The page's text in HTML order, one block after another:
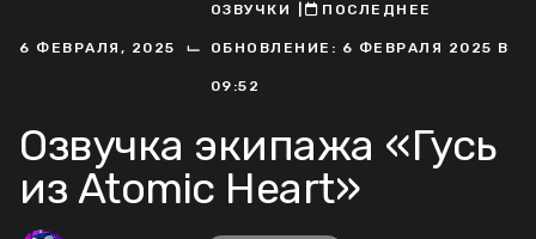
6 ФЕВРАЛЯ, 2025 ⌙
ОЗВУЧКИ ㅤПОСЛЕДНЕЕ
ОБНОВЛЕНИЕ: 6 ФЕВРАЛЯ 2025 В
09:52
Озвучка экипажа «Гусь
из Atomic Heart»